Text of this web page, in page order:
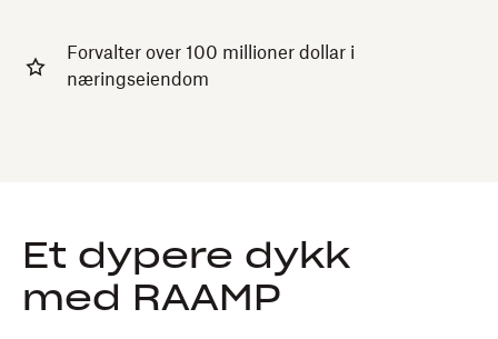
Forvalter over 100 millioner dollar i
næringseiendom
Et dypere dykk
med RAAMP